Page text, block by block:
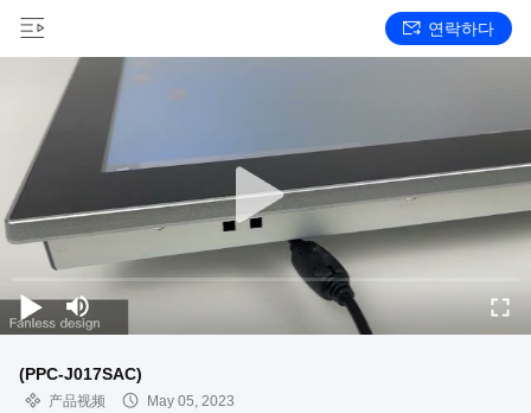
연락하다
(PPC-J017SAC)
产品视频 May 05, 2023